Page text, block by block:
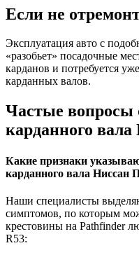
Если не
Эксплуатация авто с
«разобьет» посадочные
карданов и потребуется
карданных валов.
Частые вопросы
карданного
Какие признаки
карданного вала Ниссан
Наши специалисты
симптомов, по которым
крестовины на Pathfinder
R53: